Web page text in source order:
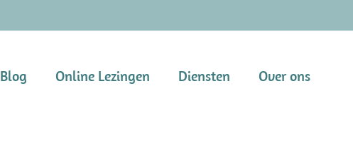
Blog Online Lezingen Diensten Over ons